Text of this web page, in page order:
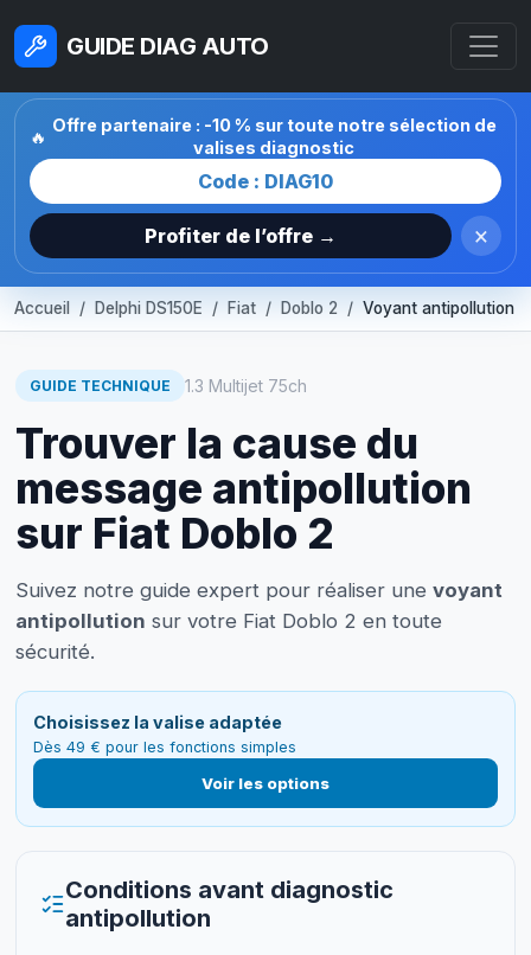
GUIDE DIAG AUTO
🔥
Offre partenaire : -10 % sur toute notre sélection de
valises diagnostic
Code : DIAG10
Profiter de l’offre → ×
Accueil Delphi DS150E Fiat Doblo 2 Voyant antipollution
GUIDE TECHNIQUE 1.3 Multijet 75ch
Trouver la cause du
message antipollution
sur Fiat Doblo 2
Suivez notre guide expert pour réaliser une voyant
antipollution sur votre Fiat Doblo 2 en toute
sécurité.
Choisissez la valise adaptée
Dès 49 € pour les fonctions simples
Voir les options
Conditions avant diagnostic
antipollution